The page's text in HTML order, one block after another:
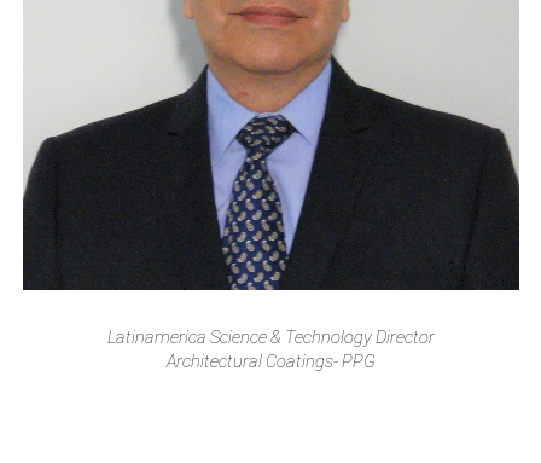
Latinamerica Science & Technology Director
Architectural Coatings- PPG